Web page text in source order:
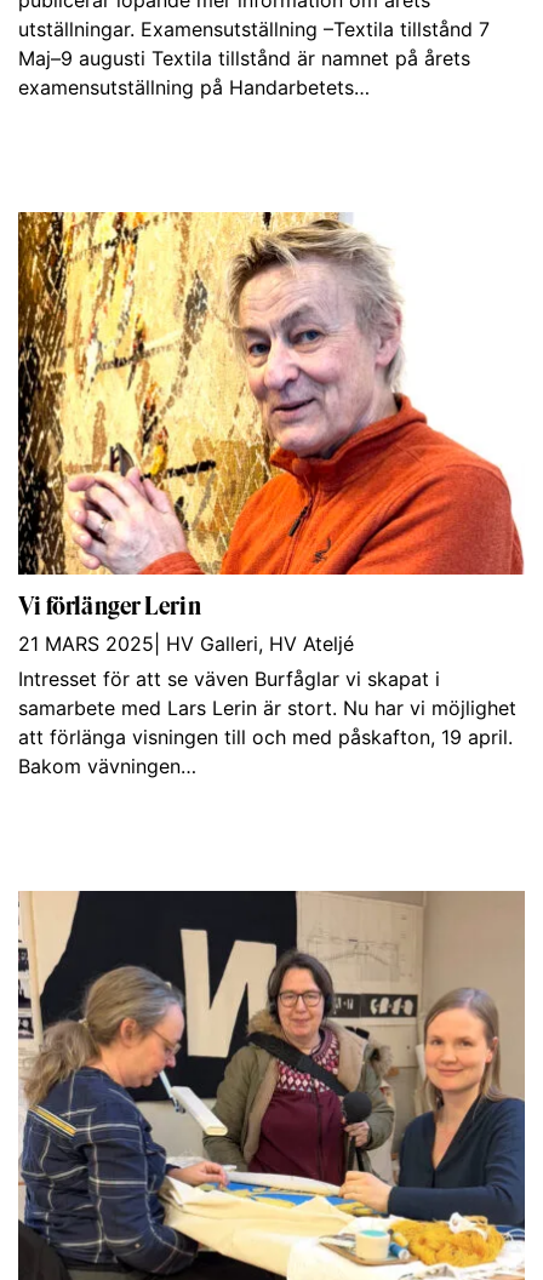
utställningar. Examensutställning –Textila tillstånd 7
Maj–9 augusti Textila tillstånd är namnet på årets
examensutställning på Handarbetets…
Vi förlänger Lerin
21 MARS 2025 HV Galleri, HV Ateljé
Intresset för att se väven Burfåglar vi skapat i
samarbete med Lars Lerin är stort. Nu har vi möjlighet
att förlänga visningen till och med påskafton, 19 april.
Bakom vävningen…